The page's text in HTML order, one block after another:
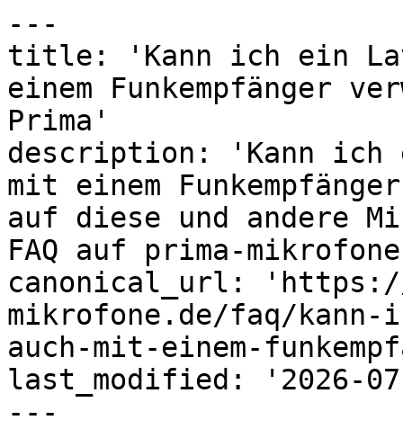
---
title: 'Kann ich ein
einem Funkempfänger
Prima'
description: 'Kann ich
mit einem
auf diese und andere
FAQ auf prima-
canonical_url: 'https://
mikrofone.de/faq/
auch-mit-einem-
last_modified: '2026-
---